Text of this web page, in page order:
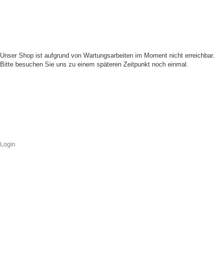
Unser Shop ist aufgrund von Wartungsarbeiten im Moment nicht erreichbar.
Bitte besuchen Sie uns zu einem späteren Zeitpunkt noch einmal.
Login